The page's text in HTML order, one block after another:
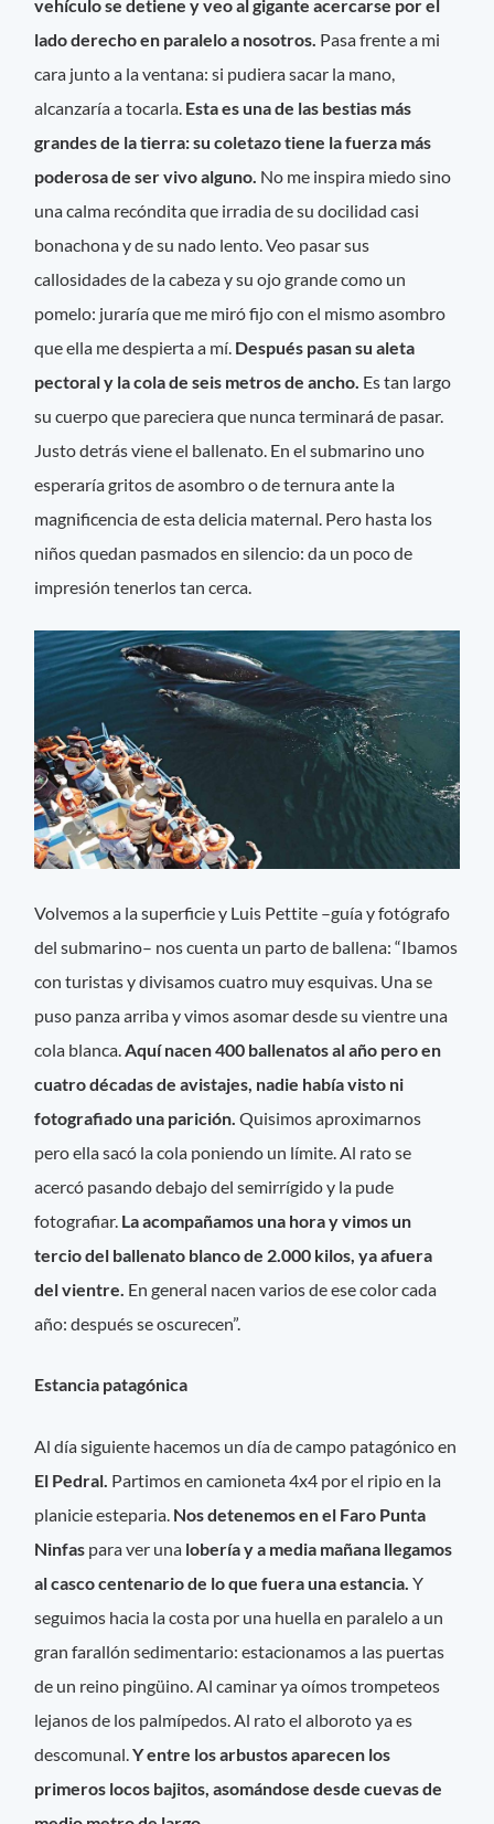
vehículo se detiene y veo al gigante acercarse por el
lado derecho en paralelo a nosotros. Pasa frente a mi
cara junto a la ventana: si pudiera sacar la mano,
alcanzaría a tocarla. Esta es una de las bestias más
grandes de la tierra: su coletazo tiene la fuerza más
poderosa de ser vivo alguno. No me inspira miedo sino
una calma recóndita que irradia de su docilidad casi
bonachona y de su nado lento. Veo pasar sus
callosidades de la cabeza y su ojo grande como un
pomelo: juraría que me miró fijo con el mismo asombro
que ella me despierta a mí. Después pasan su aleta
pectoral y la cola de seis metros de ancho. Es tan largo
su cuerpo que pareciera que nunca terminará de pasar.
Justo detrás viene el ballenato. En el submarino uno
esperaría gritos de asombro o de ternura ante la
magnificencia de esta delicia maternal. Pero hasta los
niños quedan pasmados en silencio: da un poco de
impresión tenerlos tan cerca.
Volvemos a la superficie y Luis Pettite –guía y fotógrafo
del submarino– nos cuenta un parto de ballena: “Ibamos
con turistas y divisamos cuatro muy esquivas. Una se
puso panza arriba y vimos asomar desde su vientre una
cola blanca.Aquí nacen 400 ballenatos al año pero en
cuatro décadas de avistajes, nadie había visto ni
fotografiado una parición.Quisimos aproximarnos
pero ella sacó la cola poniendo un límite. Al rato se
acercó pasando debajo del semirrígido y la pude
fotografiar. La acompañamos una hora y vimos un
tercio del ballenato blanco de 2.000 kilos, ya afuera
del vientre. En general nacen varios de ese color cada
año: después se oscurecen”.
Estancia patagónica
Al día siguiente hacemos un día de campo patagónico en
El Pedral. Partimos en camioneta 4x4 por el ripio en la
planicie esteparia. Nos detenemos en el Faro Punta
Ninfas para ver una lobería y a media mañana llegamos
al casco centenario de lo que fuera una estancia. Y
seguimos hacia la costa por una huella en paralelo a un
gran farallón sedimentario: estacionamos a las puertas
de un reino pingüino. Al caminar ya oímos trompeteos
lejanos de los palmípedos. Al rato el alboroto ya es
descomunal.Y entre los arbustos aparecen los
primeros locos bajitos, asomándose desde cuevas de